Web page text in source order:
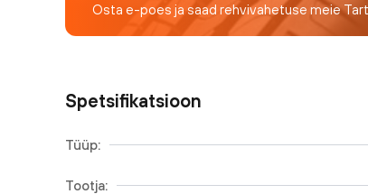
Osta e-poes ja saad rehvivahetuse meie
Spetsifikatsioon
Tüüp:
Tootja: